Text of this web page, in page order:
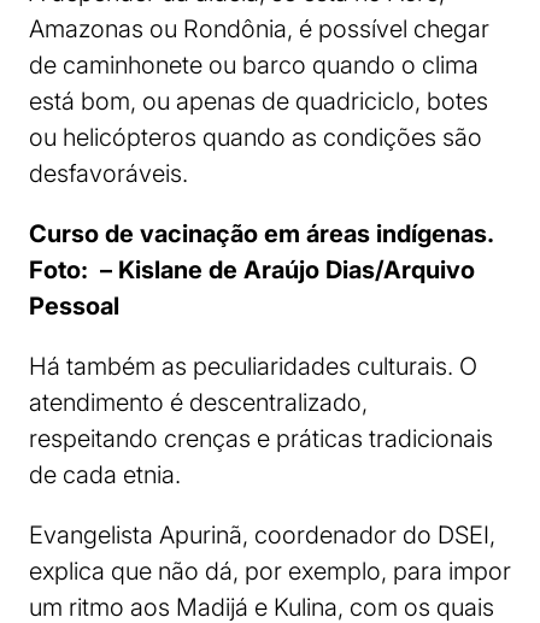
Amazonas ou Rondônia, é possível chegar
de caminhonete ou barco quando o clima
está bom, ou apenas de quadriciclo, botes
ou helicópteros quando as condições são
desfavoráveis.
Curso de vacinação em áreas indígenas.
Foto: – Kislane de Araújo Dias/Arquivo
Pessoal
Há também as peculiaridades culturais. O
atendimento é descentralizado,
respeitando crenças e práticas tradicionais
de cada etnia.
Evangelista Apurinã, coordenador do DSEI,
explica que não dá, por exemplo, para impor
um ritmo aos Madijá e Kulina, com os quais